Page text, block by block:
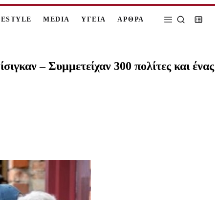
MEDIA ΥΓΕΙΑ ΑΡΘΡΑ
– Συμμετείχαν 300 πολίτες και ένας